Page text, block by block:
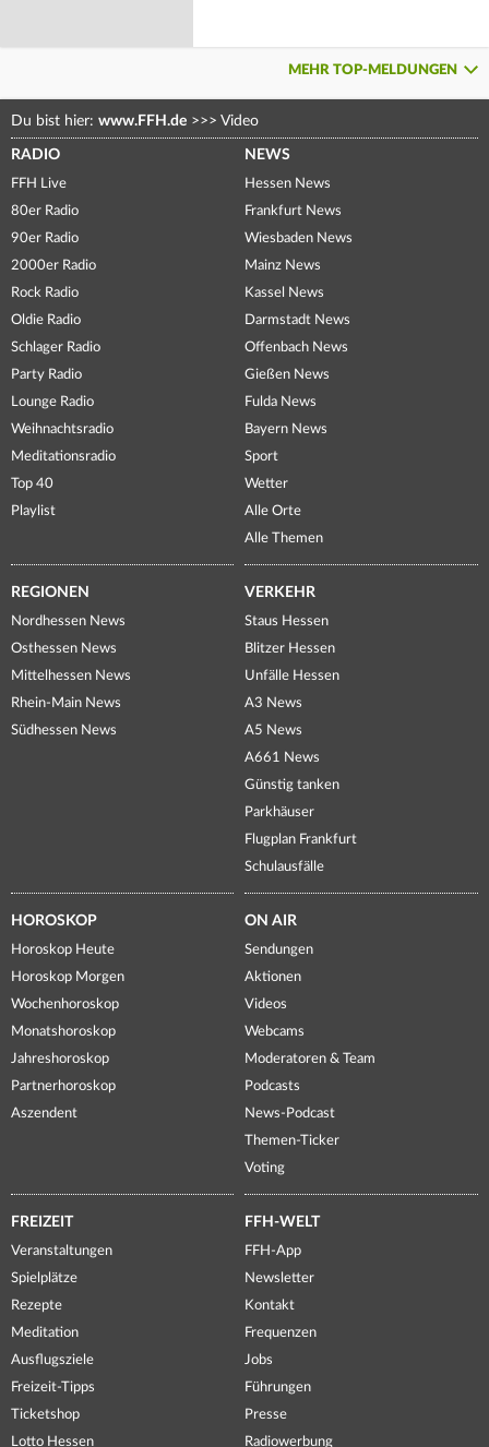
MEHR TOP-MELDUNGEN
Du bist hier: www.FFH.de >>> Video
RADIO
FFH Live
80er Radio
90er Radio
2000er Radio
Rock Radio
Oldie Radio
Schlager Radio
Party Radio
Lounge Radio
Weihnachtsradio
Meditationsradio
Top 40
Playlist
NEWS
Hessen News
Frankfurt News
Wiesbaden News
Mainz News
Kassel News
Darmstadt News
Offenbach News
Gießen News
Fulda News
Bayern News
Sport
Wetter
Alle Orte
Alle Themen
REGIONEN
Nordhessen News
Osthessen News
Mittelhessen News
Rhein-Main News
Südhessen News
VERKEHR
Staus Hessen
Blitzer Hessen
Unfälle Hessen
A3 News
A5 News
A661 News
Günstig tanken
Parkhäuser
Flugplan Frankfurt
Schulausfälle
HOROSKOP
Horoskop Heute
Horoskop Morgen
Wochenhoroskop
Monatshoroskop
Jahreshoroskop
Partnerhoroskop
Aszendent
ON AIR
Sendungen
Aktionen
Videos
Webcams
Moderatoren & Team
Podcasts
News-Podcast
Themen-Ticker
Voting
FREIZEIT
Veranstaltungen
Spielplätze
Rezepte
Meditation
Ausflugsziele
Freizeit-Tipps
Ticketshop
Lotto Hessen
FFH-WELT
FFH-App
Newsletter
Kontakt
Frequenzen
Jobs
Führungen
Presse
Radiowerbung